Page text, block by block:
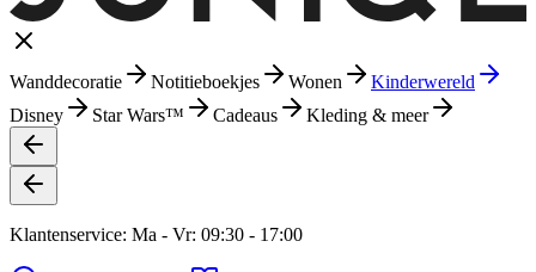
Wanddecoratie Notitieboekjes Wonen
Kinderwereld
Disney
Star Wars™ Cadeaus Kleding & meer
Klantenservice: Ma - Vr: 09:30 - 17:00